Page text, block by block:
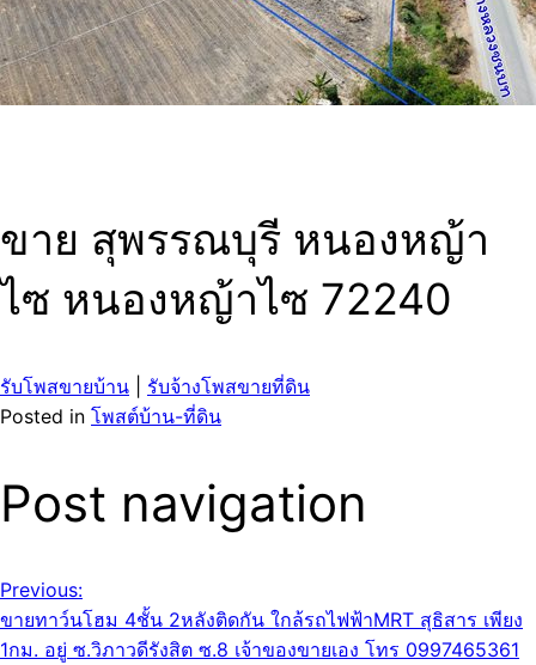
ขาย สุพรรณบุรี หนองหญ้า
ไซ หนองหญ้าไซ 72240
รับโพสขายบ้าน
รับจ้างโพสขายที่ดิน
Posted in โพสต์บ้าน-ที่ดิน
Post navigation
Previous:
ขายทาว์นโฮม 4ชั้น 2หลังติดกัน ใกล้รถไฟฟ้าMRT สุธิสาร เพียง
1กม. อยู่ ซ.วิภาวดีรังสิต ซ.8 เจ้าของขายเอง โทร 0997465361